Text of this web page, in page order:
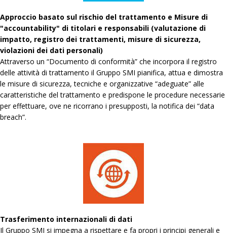
Approccio basato sul rischio del trattamento e Misure di
"accountability" di titolari e responsabili (valutazione di
impatto, registro dei trattamenti, misure di sicurezza,
violazioni dei dati personali)
Attraverso un “Documento di conformità” che incorpora il registro
delle attività di trattamento il Gruppo SMI pianifica, attua e dimostra
le misure di sicurezza, tecniche e organizzative “adeguate” alle
caratteristiche del trattamento e predispone le procedure necessarie
per effettuare, ove ne ricorrano i presupposti, la notifica dei “data
breach”.
Trasferimento internazionali di dati
Il Gruppo SMI si impegna a rispettare e fa propri i principi generali e